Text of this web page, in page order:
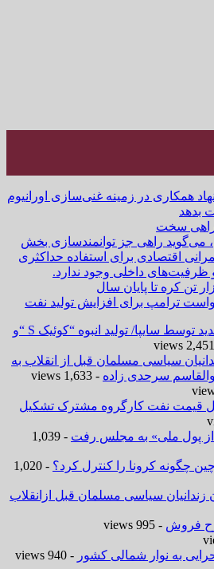
همکاری در زمینه غنی‌سازی اورانیوم
بدهد
سخت
می‌گوید راهی جز توانمندسازی بخش
اقتصادی برای استفاده حداکثری
ظرفیت‌های داخلی وجود ندارد.
ترامپ برای افزایش تولید نفت
معرفی ۲ محصول جدید توسط سایپا/ تولید انبوه “کوئیک S “و
سیاسی مسلمان قبل از انقلاب به
سرحدی زاده - 1,633 views
قیمت نفت کارگروه مشترک تشکیل
- 1,039
چگونه کرونا را کنترل کرد؟
- 1,020
زندانیان سیاسی مسلمان قبل ازانقلاب
فروش - 995 views
به نوار شمالی کشور - 940 views